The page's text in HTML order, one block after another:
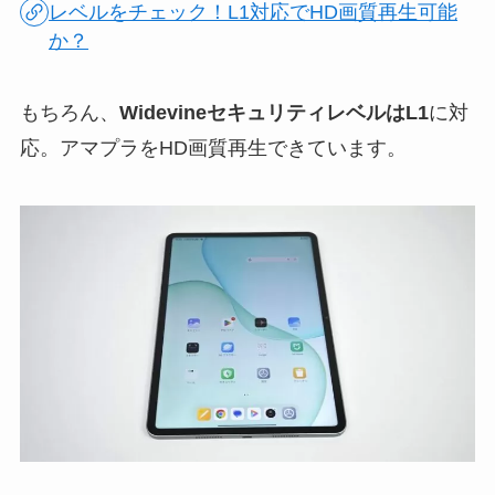
レベルをチェック！L1対応でHD画質再生可能
か？
もちろん、 WidevineセキュリティレベルはL1に対
応。アマプラをHD画質再生できています。